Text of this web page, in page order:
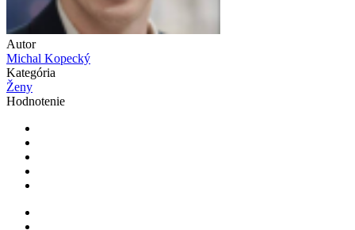
Autor
Michal Kopecký
Kategória
Ženy
Hodnotenie